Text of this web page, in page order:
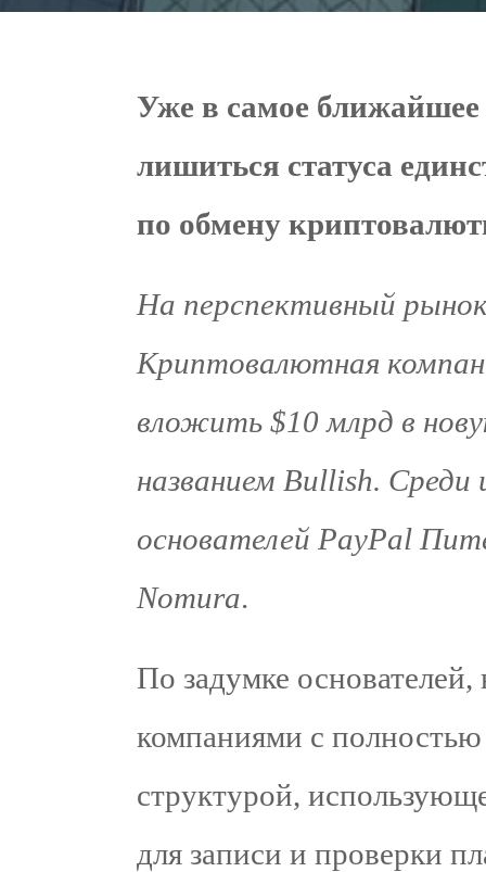
Уже в самое
лишиться статуса
по обмену
На перспективный
Криптовалютная
вложить $10 млрд в
названием Bullish. Среди
основателей PayPal
Nomura.
По задумке основателей,
компаниями с
структурой,
для записи и проверки